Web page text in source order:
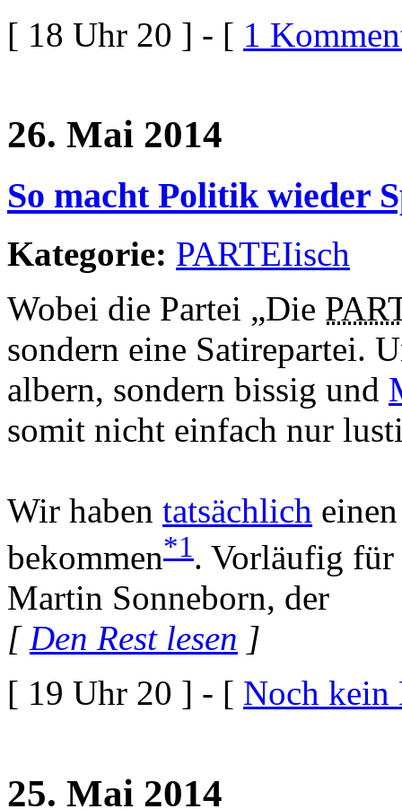
[ 18 Uhr 20 ] - [ 1
26. Mai 2014
So macht Politik wieder
Kategorie: PARTEIisch
Wobei die Partei „Die
sondern eine Satirepartei.
albern, sondern bissig und
somit nicht einfach nur
Wir haben tatsächlich
bekommen*1. Vorläufig für
Martin Sonneborn, der
[Den Rest lesen ]
[ 19 Uhr 20 ] - [ Noch kein
25. Mai 2014